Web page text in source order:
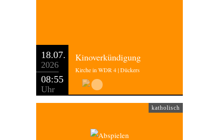
18.07.
2026
08:55
Uhr
Kinoverkündigung
Kirche in WDR 4 | Dückers
katholisch